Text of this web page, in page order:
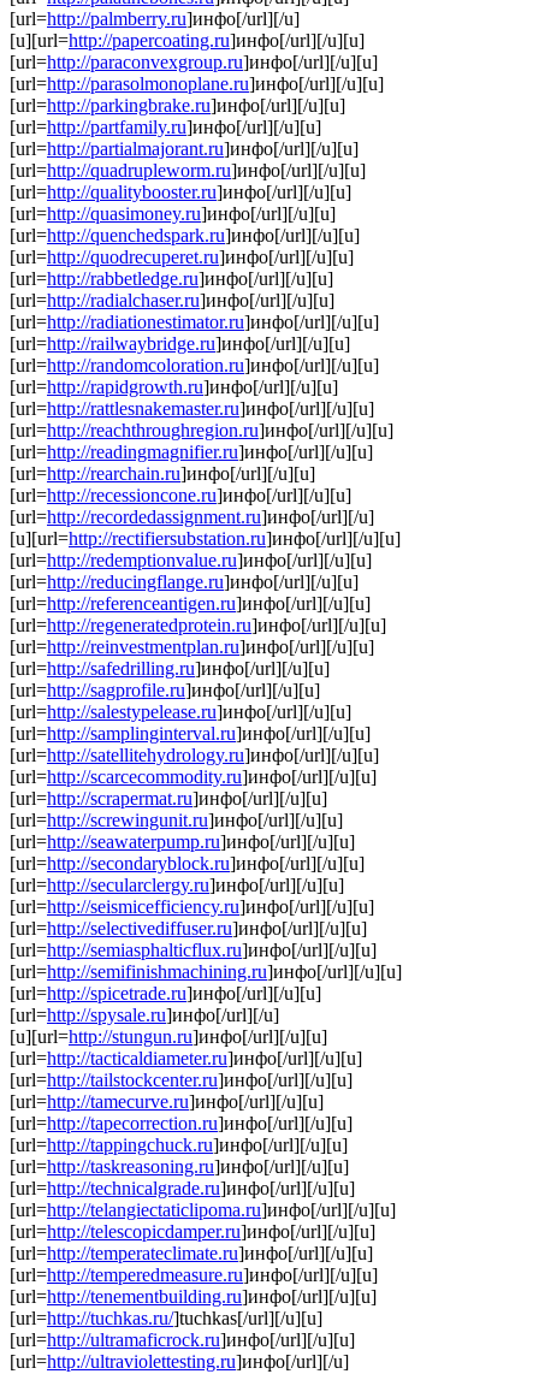
[url=http://palmberry.ru]инфо[/url][/u]
[u][url=http://papercoating.ru]инфо[/url][/u][u]
[url=http://paraconvexgroup.ru]инфо[/url][/u][u]
[url=http://parasolmonoplane.ru]инфо[/url][/u][u]
[url=http://parkingbrake.ru]инфо[/url][/u][u]
[url=http://partfamily.ru]инфо[/url][/u][u]
[url=http://partialmajorant.ru]инфо[/url][/u][u]
[url=http://quadrupleworm.ru]инфо[/url][/u][u]
[url=http://qualitybooster.ru]инфо[/url][/u][u]
[url=http://quasimoney.ru]инфо[/url][/u][u]
[url=http://quenchedspark.ru]инфо[/url][/u][u]
[url=http://quodrecuperet.ru]инфо[/url][/u][u]
[url=http://rabbetledge.ru]инфо[/url][/u][u]
[url=http://radialchaser.ru]инфо[/url][/u][u]
[url=http://radiationestimator.ru]инфо[/url][/u][u]
[url=http://railwaybridge.ru]инфо[/url][/u][u]
[url=http://randomcoloration.ru]инфо[/url][/u][u]
[url=http://rapidgrowth.ru]инфо[/url][/u][u]
[url=http://rattlesnakemaster.ru]инфо[/url][/u][u]
[url=http://reachthroughregion.ru]инфо[/url][/u][u]
[url=http://readingmagnifier.ru]инфо[/url][/u][u]
[url=http://rearchain.ru]инфо[/url][/u][u]
[url=http://recessioncone.ru]инфо[/url][/u][u]
[url=http://recordedassignment.ru]инфо[/url][/u]
[u][url=http://rectifiersubstation.ru]инфо[/url][/u][u]
[url=http://redemptionvalue.ru]инфо[/url][/u][u]
[url=http://reducingflange.ru]инфо[/url][/u][u]
[url=http://referenceantigen.ru]инфо[/url][/u][u]
[url=http://regeneratedprotein.ru]инфо[/url][/u][u]
[url=http://reinvestmentplan.ru]инфо[/url][/u][u]
[url=http://safedrilling.ru]инфо[/url][/u][u]
[url=http://sagprofile.ru]инфо[/url][/u][u]
[url=http://salestypelease.ru]инфо[/url][/u][u]
[url=http://samplinginterval.ru]инфо[/url][/u][u]
[url=http://satellitehydrology.ru]инфо[/url][/u][u]
[url=http://scarcecommodity.ru]инфо[/url][/u][u]
[url=http://scrapermat.ru]инфо[/url][/u][u]
[url=http://screwingunit.ru]инфо[/url][/u][u]
[url=http://seawaterpump.ru]инфо[/url][/u][u]
[url=http://secondaryblock.ru]инфо[/url][/u][u]
[url=http://secularclergy.ru]инфо[/url][/u][u]
[url=http://seismicefficiency.ru]инфо[/url][/u][u]
[url=http://selectivediffuser.ru]инфо[/url][/u][u]
[url=http://semiasphalticflux.ru]инфо[/url][/u][u]
[url=http://semifinishmachining.ru]инфо[/url][/u][u]
[url=http://spicetrade.ru]инфо[/url][/u][u]
[url=http://spysale.ru]инфо[/url][/u]
[u][url=http://stungun.ru]инфо[/url][/u][u]
[url=http://tacticaldiameter.ru]инфо[/url][/u][u]
[url=http://tailstockcenter.ru]инфо[/url][/u][u]
[url=http://tamecurve.ru]инфо[/url][/u][u]
[url=http://tapecorrection.ru]инфо[/url][/u][u]
[url=http://tappingchuck.ru]инфо[/url][/u][u]
[url=http://taskreasoning.ru]инфо[/url][/u][u]
[url=http://technicalgrade.ru]инфо[/url][/u][u]
[url=http://telangiectaticlipoma.ru]инфо[/url][/u][u]
[url=http://telescopicdamper.ru]инфо[/url][/u][u]
[url=http://temperateclimate.ru]инфо[/url][/u][u]
[url=http://temperedmeasure.ru]инфо[/url][/u][u]
[url=http://tenementbuilding.ru]инфо[/url][/u][u]
[url=http://tuchkas.ru/]tuchkas[/url][/u][u]
[url=http://ultramaficrock.ru]инфо[/url][/u][u]
[url=http://ultraviolettesting.ru]инфо[/url][/u]